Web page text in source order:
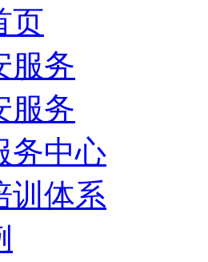
页
服务
服务
务中心
训体系